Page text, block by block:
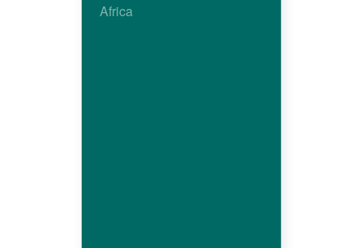
Africa